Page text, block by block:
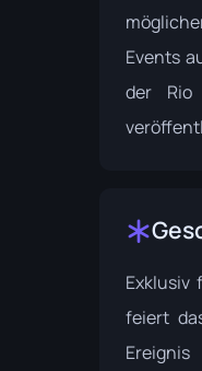
Events
der Rio
Exklusiv
feiert